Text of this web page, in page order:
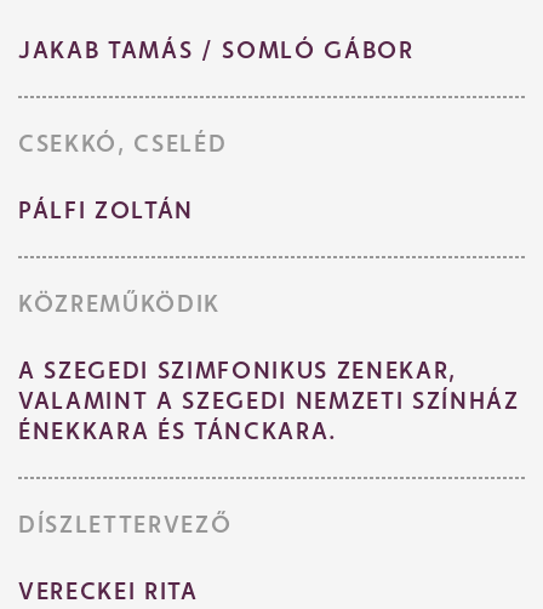
Jegyvásárlás
Műsor
JAKAB TAMÁS / SOMLÓ GÁBOR
CSEKKÓ, CSELÉD
PÁLFI ZOLTÁN
KÖZREMŰKÖDIK
A SZEGEDI SZIMFONIKUS ZENEKAR,
VALAMINT A SZEGEDI NEMZETI SZÍNHÁZ
ÉNEKKARA ÉS TÁNCKARA.
DÍSZLETTERVEZŐ
VERECKEI RITA